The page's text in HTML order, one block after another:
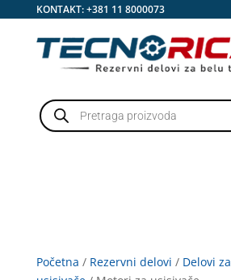
KONTAKT:+381 11 8000073
Products
search
Početna / Rezervni delovi / Delovi za